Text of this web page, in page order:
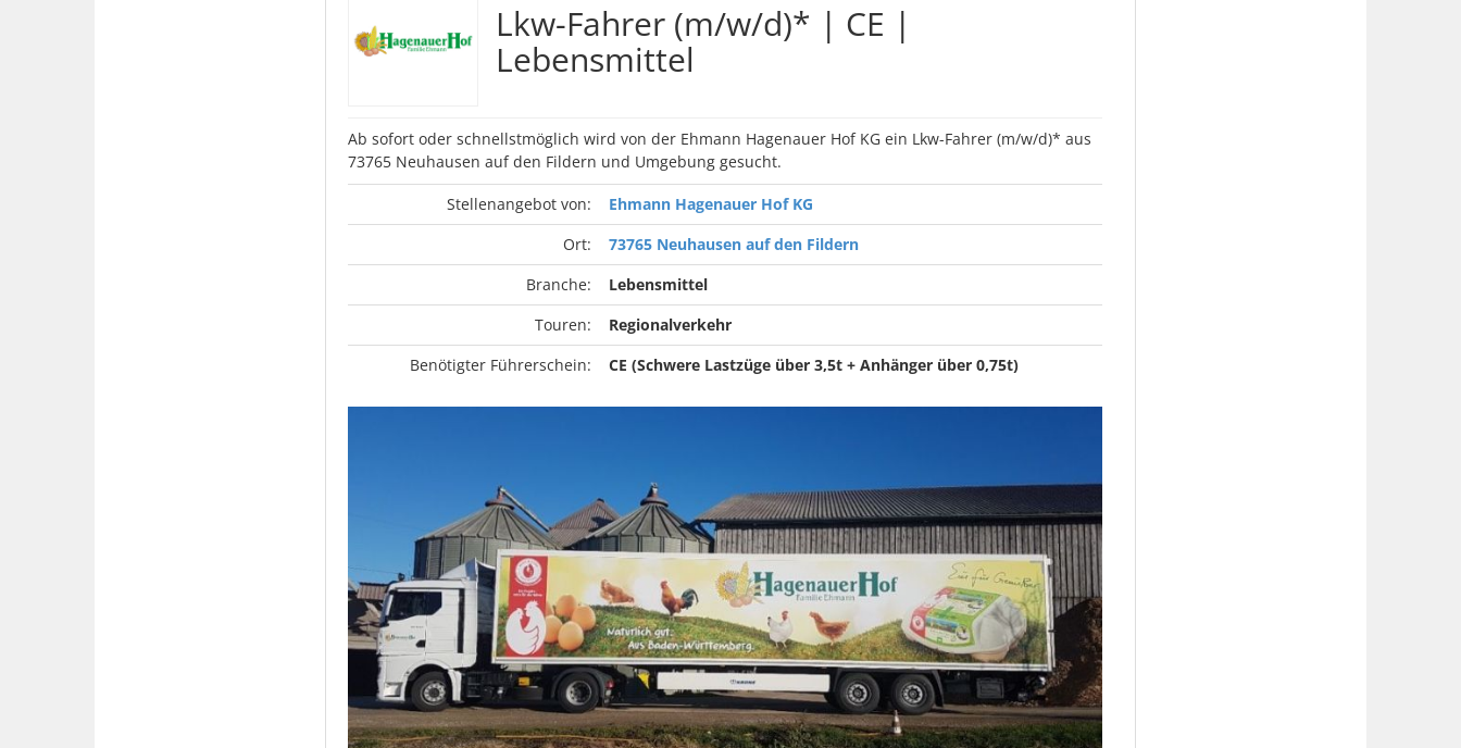
Lkw-Fahrer (m/w/d)* | CE |
Lebensmittel
Ab sofort oder schnellstmöglich wird von der Ehmann Hagenauer Hof KG ein Lkw-Fahrer (m/w/d)* aus
73765 Neuhausen auf den Fildern und Umgebung gesucht.
Stellenangebot von:
Ehmann Hagenauer Hof KG
Ort:
73765 Neuhausen auf den Fildern
Branche:
Lebensmittel
Touren:
Regionalverkehr
Benötigter Führerschein:
CE (Schwere Lastzüge über 3,5t + Anhänger über 0,75t)